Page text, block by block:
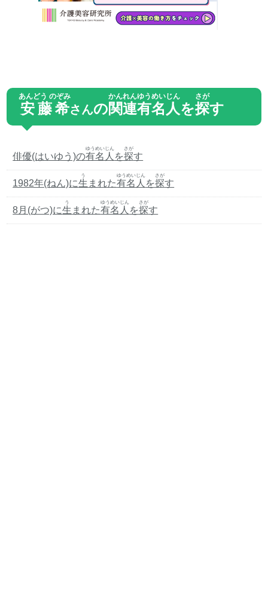
安藤希
あんどう のぞみ
さんの関連
かんれん
有名人
ゆうめいじん
を探
さが
す
俳優(はいゆう)の有名人
ゆうめいじん
を探
さが
す
1982年(ねん)に生
う
まれた有名人
ゆうめいじん
を探
さが
す
8月(がつ)に生
う
まれた有名人
ゆうめいじん
を探
さが
す